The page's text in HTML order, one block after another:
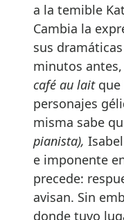
a la temible
Cambia la
sus
minutos
café au laitque
personajes
misma sabe
pianista),
e imponente
precede:
avisan. Sin
donde tuvo